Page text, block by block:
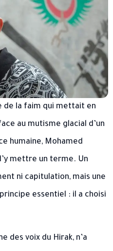
de la faim qui mettait en
au mutisme glacial d’un
humaine, Mohamed
mettre un terme. Un
ni capitulation, mais une
essentiel : il a choisi
des voix du Hirak, n’a